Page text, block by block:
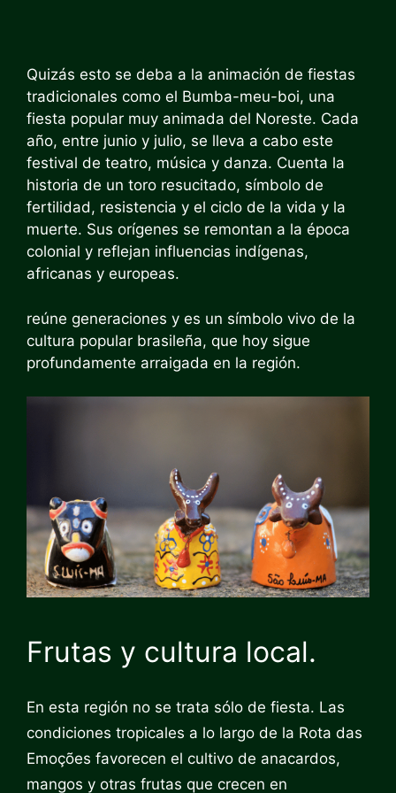
Quizás esto se deba a la animación de fiestas
tradicionales como el Bumba-meu-boi, una
fiesta popular muy animada del Noreste. Cada
año, entre junio y julio, se lleva a cabo este
festival de teatro, música y danza. Cuenta la
historia de un toro resucitado, símbolo de
fertilidad, resistencia y el ciclo de la vida y la
muerte. Sus orígenes se remontan a la época
colonial y reflejan influencias indígenas,
africanas y europeas.
reúne generaciones y es un símbolo vivo de la
cultura popular brasileña, que hoy sigue
profundamente arraigada en la región.
Frutas y cultura local.
En esta región no se trata sólo de fiesta. Las
condiciones tropicales a lo largo de la Rota das
Emoções favorecen el cultivo de anacardos,
mangos y otras frutas que crecen en